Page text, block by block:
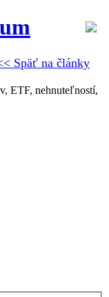
Späť na články
ETF, nehnuteľností,